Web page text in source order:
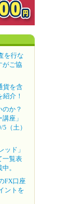
を行な
がご協
貨を含
介！
か？
座」
（土）
ッド」
一覧表
。
FX口座
ントを